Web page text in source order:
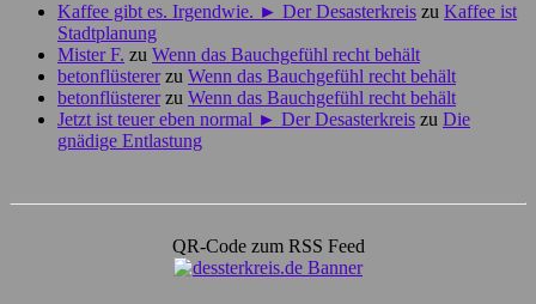
Kaffee gibt es. Irgendwie. ► Der Desasterkreis zu Kaffee ist
Stadtplanung
Mister F. zu Wenn das Bauchgefühl recht behält
betonflüstererzu Wenn das Bauchgefühl recht behält
betonflüstererzu Wenn das Bauchgefühl recht behält
Jetzt ist teuer eben normal ► Der Desasterkreis zu Die
gnädige Entlastung
QR-Code zum RSS Feed